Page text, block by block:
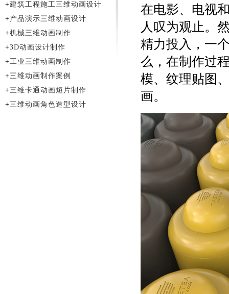
在电影、电视
人叹为观止。
精力投入，一
么，在制作过
模、纹理贴图
画。
+建筑工程施工三维动画设计
+产品演示三维动画设计
+机械三维动画制作
+3D动画设计制作
+工业三维动画制作
+三维动画制作案例
+三维卡通动画短片制作
+三维动画角色造型设计